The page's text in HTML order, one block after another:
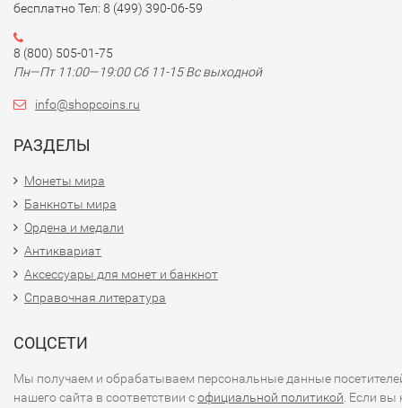
бесплатно Тел: 8 (499) 390-06-59
8 (800) 505-01-75
Пн—Пт 11:00—19:00 Сб 11-15 Вс выходной
info@shopcoins.ru
РАЗДЕЛЫ
Монеты мира
Банкноты мира
Ордена и медали
Антиквариат
Аксессуары для монет и банкнот
Справочная литература
СОЦСЕТИ
Мы получаем и обрабатываем персональные данные
нашего сайта в соответствии софициальной политикой. Если вы